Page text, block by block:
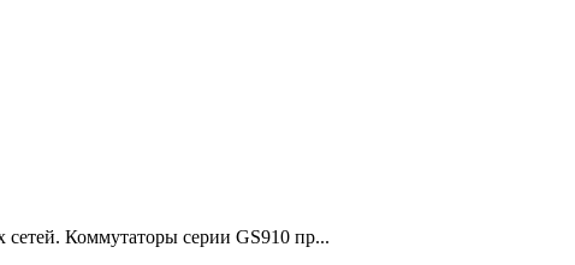
Коммутаторы серии GS910 пр...